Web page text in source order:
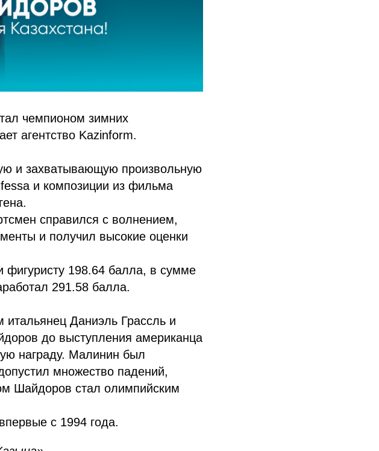
чемпионом зимних
агентство Kazinform.
и захватывающую произвольную
и композиции из фильма
справился с волнением,
и получил высокие оценки
фигуристу 198.64 балла, в сумме
291.58 балла.
Даниэль Грассль и
до выступления американца
награду. Малинин был
множество падений,
Шайдоров стал олимпийским
с 1994 года.